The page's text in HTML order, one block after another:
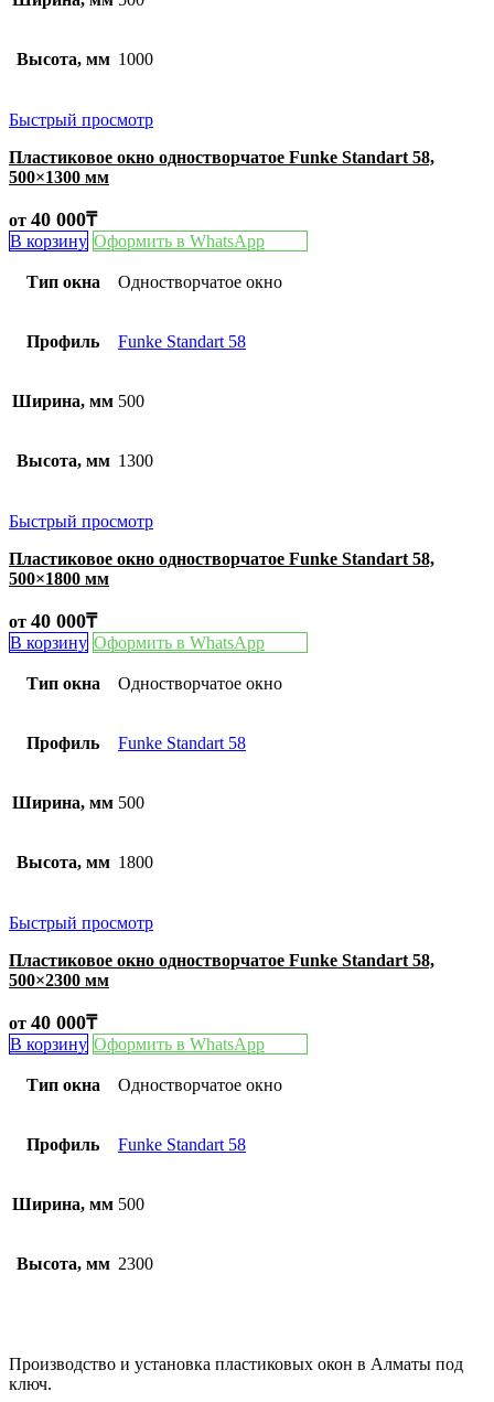
Высота, мм 1000
Быстрый просмотр
Пластиковое окно одностворчатое Funke Standart 58,
500×1300 мм
от 40 000₸
В корзину Оформить в WhatsApp
Тип окна Одностворчатое окно
Профиль Funke Standart 58
Ширина, мм 500
Высота, мм 1300
Быстрый просмотр
Пластиковое окно одностворчатое Funke Standart 58,
500×1800 мм
от 40 000₸
В корзину Оформить в WhatsApp
Тип окна Одностворчатое окно
Профиль Funke Standart 58
Ширина, мм 500
Высота, мм 1800
Быстрый просмотр
Пластиковое окно одностворчатое Funke Standart 58,
500×2300 мм
от 40 000₸
В корзину Оформить в WhatsApp
Тип окна Одностворчатое окно
Профиль Funke Standart 58
Ширина, мм 500
Высота, мм 2300
Производство и установка пластиковых окон в Алматы под
ключ.